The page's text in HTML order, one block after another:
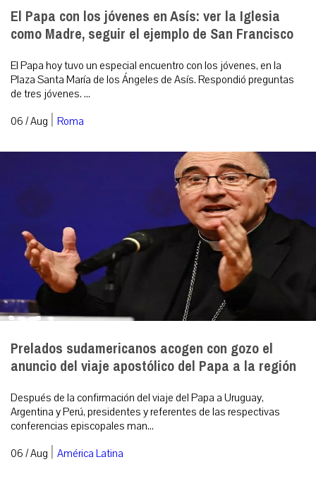
El Papa con los jóvenes en Asís: ver la Iglesia
como Madre, seguir el ejemplo de San Francisco
El Papa hoy tuvo un especial encuentro con los jóvenes, en la
Plaza Santa María de los Ángeles de Asís. Respondió preguntas
de tres jóvenes. ...
06 / Aug | Roma
Prelados sudamericanos acogen con gozo el
anuncio del viaje apostólico del Papa a la región
Después de la confirmación del viaje del Papa a Uruguay,
Argentina y Perú, presidentes y referentes de las respectivas
conferencias episcopales man...
06 / Aug | América Latina